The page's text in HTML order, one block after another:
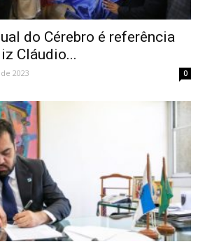
do Cérebro é referência
Cláudio...
2023 0